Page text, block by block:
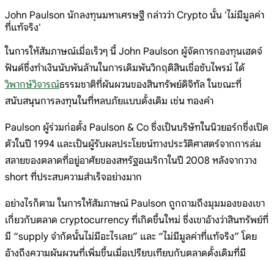
John Paulson นักลงทุนมหาเศรษฐี กล่าวว่า Crypto นั้น 'ไม่มีมูลค่า
ที่แท้จริง'
ในการให้สัมภาษณ์เมื่อเร็วๆ นี้ John Paulson ผู้จัดการกองทุนเฮดจ์
ฟันด์ซึ่งทำเงินนับพันล้านในการเดิมพันวิกฤติสินเชื่อซับไพรม์ ได้
วิพากษ์วิจารณ์ธรรมชาติที่ผันผวนของสินทรัพย์ดิจิทัล ในขณะที่
สนับสนุนการลงทุนในที่หลบภัยแบบดั้งเดิม เช่น ทองคำ
Paulson ผู้ร่วมก่อตั้ง Paulson & Co ซึ่งเป็นบริษัทในนิวยอร์กซึ่งเปิด
ตัวในปี 1994 และเป็นผู้รับผลประโยชน์ทางประวัติศาสตร์จากการล่ม
สลายของตลาดที่อยู่อาศัยของสหรัฐอเมริกาในปี 2008 หลังจากวาง
short ที่ประสบความสำเร็จอย่างมาก
อย่างไรก็ตาม ในการให้สัมภาษณ์ Paulson ถูกถามถึงมุมมองของเขา
เกี่ยวกับตลาด cryptocurrency ที่เกิดขึ้นใหม่ ซึ่งเขาอ้างว่าสินทรัพย์ที่
มี “supply จำกัดนั้นไม่มีอะไรเลย” และ “ไม่มีมูลค่าที่แท้จริง” โดย
อ้างถึงความผันผวนที่เพิ่มขึ้นเมื่อเปรียบเทียบกับตลาดดั้งเดิมที่มี